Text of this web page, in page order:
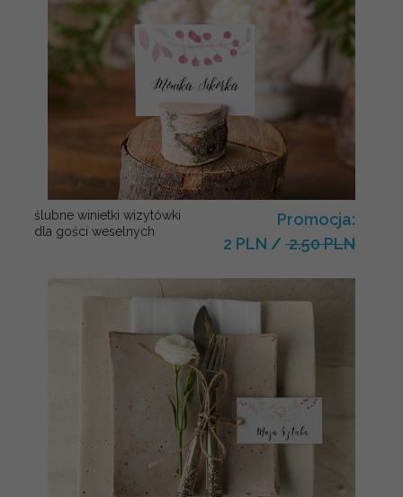
ślubne winietki wizytówki
dla gości weselnych
Promocja:
2 PLN / 2.50 PLN